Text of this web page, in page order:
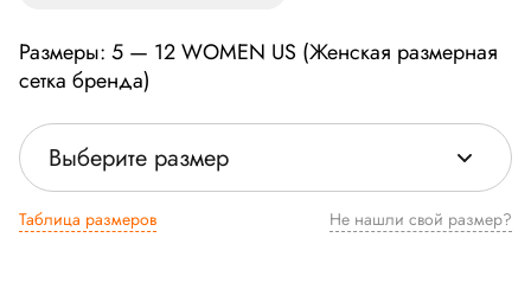
Размеры: 5 — 12 WOMEN US (Женская размерная
сетка бренда)
Выберите размер
Таблица размеров Не нашли свой размер?